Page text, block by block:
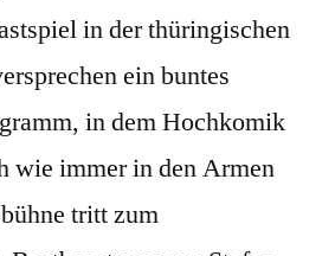
in der thüringischen
ein buntes
in dem Hochkomik
wie immer in den Armen
tritt zum